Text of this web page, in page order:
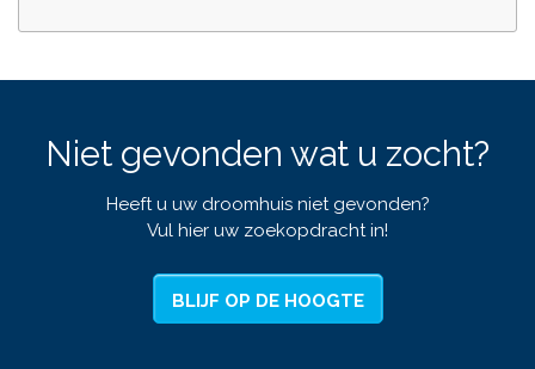
Niet gevonden wat u zocht?
Heeft u uw droomhuis niet gevonden?
Vul hier uw zoekopdracht in!
BLIJF OP DE HOOGTE